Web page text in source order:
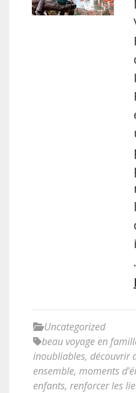
Uncategorized
beau voyage en
inoubliables, découvrir
ensemble, moments
enfants, renforcer les